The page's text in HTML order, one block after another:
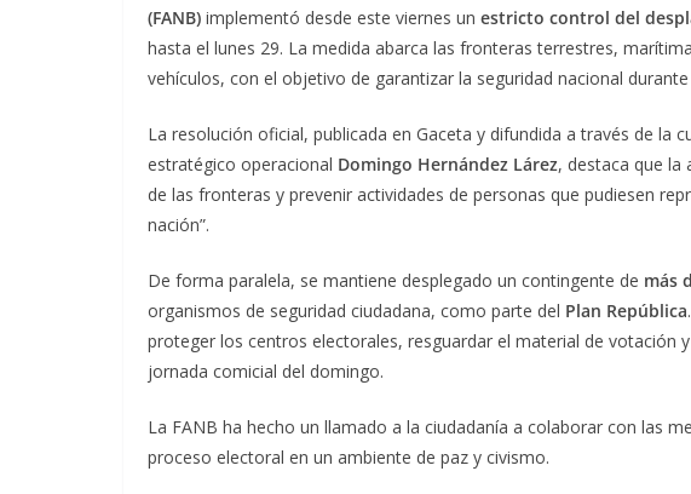
(FANB) implementó desde este viernes un estricto control del
hasta el lunes 29. La medida abarca las fronteras terrestres,
vehículos, con el objetivo de garantizar la seguridad nacional
La resolución oficial, publicada en Gaceta y difundida a través de la
estratégico operacional Domingo Hernández Lárez, destaca que la
de las fronteras y prevenir actividades de personas que pudiesen
nación”.
De forma paralela, se mantiene desplegado un contingente de más
organismos de seguridad ciudadana, como parte del Plan República
proteger los centros electorales, resguardar el material de votación
jornada comicial del domingo.
La FANB ha hecho un llamado a la ciudadanía a colaborar con las
proceso electoral en un ambiente de paz y civismo.